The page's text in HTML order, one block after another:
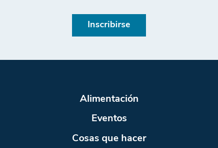
Inscribirse
Alimentación
Eventos
Cosas que hacer